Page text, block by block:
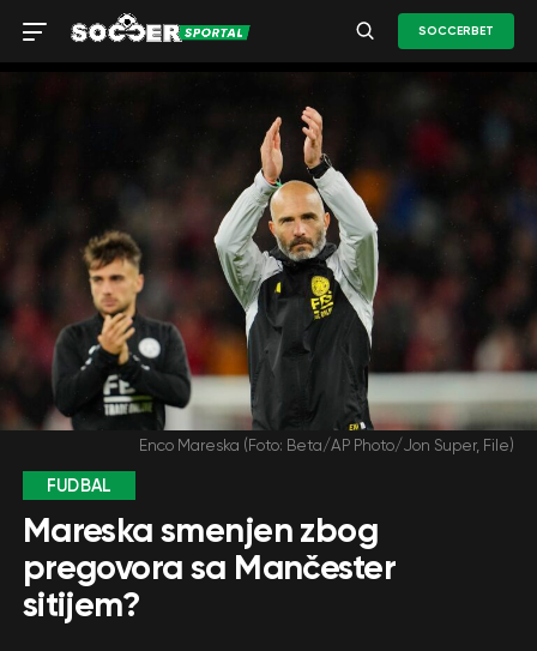
SOCCERBET
Enco Mareska (Foto: Beta/AP Photo/Jon Super, File)
FUDBAL
Mareska smenjen zbog
pregovora sa Mančester
sitijem?